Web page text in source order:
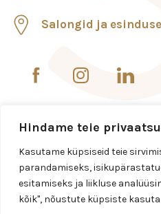
Hindame teie
Kasutame küpsiseid teie
parandamiseks,
esitamiseks ja liikluse
kõik", nõustute küpsiste
Salongid ja